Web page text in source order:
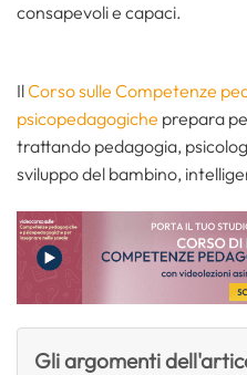
consapevoli e capaci.
IlCorso sulle Competenze
psicopedagogiche prepara
trattando pedagogia,
sviluppo del bambino,
Gli argomenti